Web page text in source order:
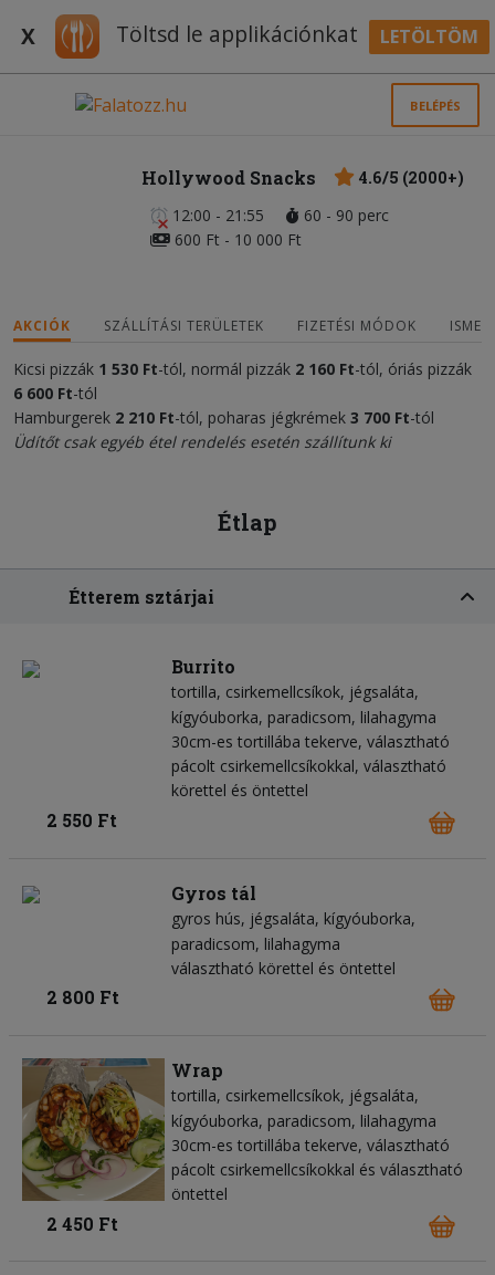
X Töltsd le applikációnkat LETÖLTÖM
BELÉPÉS
Hollywood Snacks
4.6/5 (2000+)
12:00 - 21:55
60 - 90 perc
600 Ft - 10 000 Ft
AKCIÓK SZÁLLÍTÁSI TERÜLETEK FIZETÉSI MÓDOK
Kicsi pizzák 1 530 Ft-tól, normál pizzák 2 160 Ft-tól, óriás pizzák
6 600 Ft-tól
Hamburgerek 2 210 Ft-tól, poharas jégkrémek 3 700 Ft-tól
Üdítőt csak egyéb étel rendelés esetén szállítunk ki
Étlap
Étterem sztárjai
Burrito
tortilla csirkemellcsíkok jégsaláta
kígyóuborka paradicsom lilahagyma
30cm-es tortillába tekerve, választható
pácolt csirkemellcsíkokkal, választható
körettel és öntettel
2 550 Ft
Gyros tál
gyros hús jégsaláta kígyóuborka
paradicsom lilahagyma
választható körettel és öntettel
2 800 Ft
Wrap
tortilla csirkemellcsíkok jégsaláta
kígyóuborka paradicsom lilahagyma
30cm-es tortillába tekerve, választható
pácolt csirkemellcsíkokkal és választható
öntettel
2 450 Ft